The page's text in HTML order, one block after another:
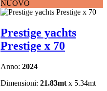
NUOVO
Prestige yachts
Prestige x 70
Anno: 2024
Dimensioni: 21.83mt x 5.34mt